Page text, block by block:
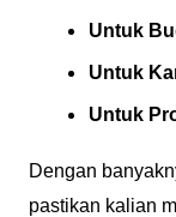
Untuk
Untuk
Untuk
Dengan
pastikan kalian